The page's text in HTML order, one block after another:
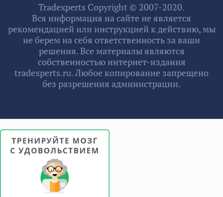
Tradexperts Copyright © 2007-2020.
Вся информация на сайте не является
рекомендацией или инструкцией к действию, мы
не берем на себя ответственность за ваши
решения. Все материалы являются
собственностью интернет-издания
tradexperts.ru. Любое копирование запрещено
без разрешения администрации.